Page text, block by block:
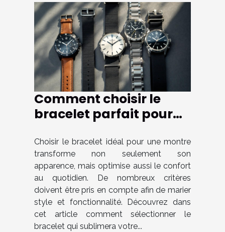
Comment choisir le
bracelet parfait pour
Choisir le bracelet idéal pour une montre
transforme non seulement son
apparence, mais optimise aussi le confort
au quotidien. De nombreux critères
doivent être pris en compte afin de marier
style et fonctionnalité. Découvrez dans
cet article comment sélectionner le
bracelet qui sublimera votre...